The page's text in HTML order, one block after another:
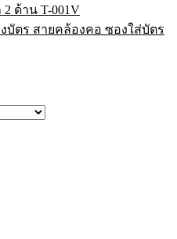
ด้าน T-001V
บัตร สายคล้องคอ ซองใส่บัตร